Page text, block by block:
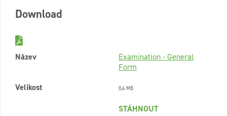
Download
Název
Examination - General
Form
Velikost
0,4 MB
STÁHNOUT